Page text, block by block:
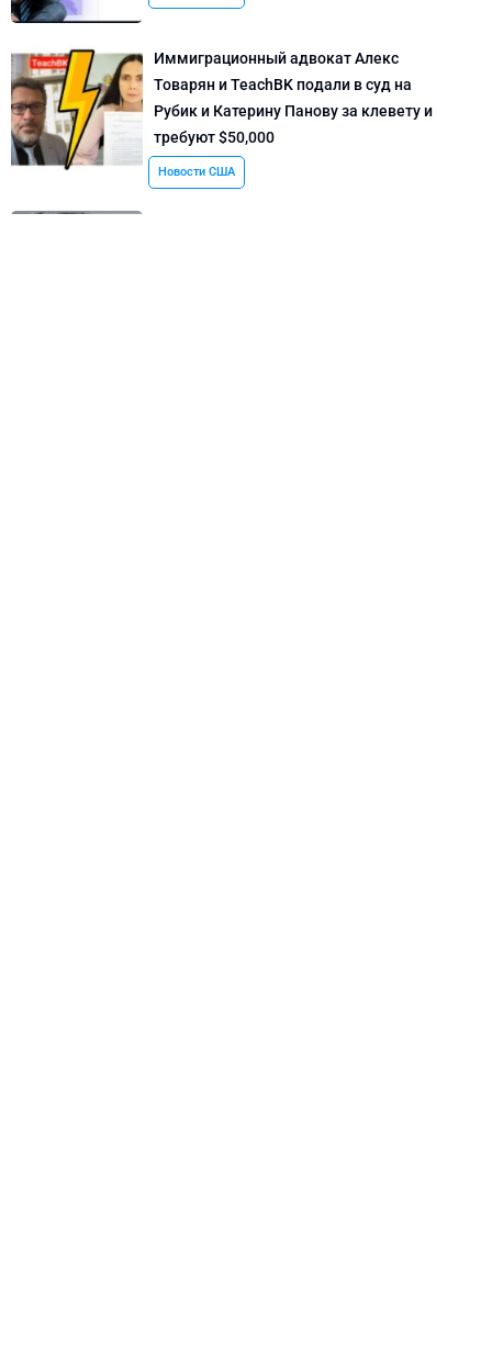
Иммиграционный адвокат Алекс
Товарян и TeachBK подали в суд на
Рубик и Катерину Панову за клевету и
требуют $50,000
Новости США